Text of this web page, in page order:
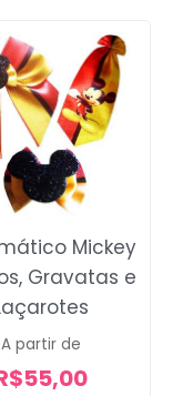
Mickey
Gravatas e
A partir de
55,00